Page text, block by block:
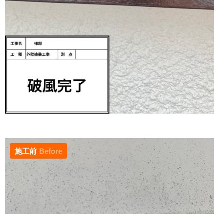
施工前 Before